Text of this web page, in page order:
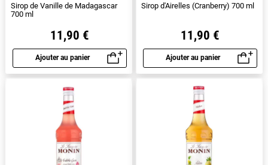
Sirop de Vanille de Madagascar
700 ml
11,90 €
Ajouter au panier
Aperçu rapide
Sirop d'Airelles (Cranberry) 700 ml
11,90 €
Ajouter au panier
Aperçu rapide